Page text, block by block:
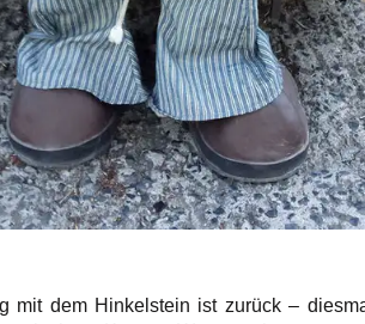
mit dem Hinkel­stein ist zurück –